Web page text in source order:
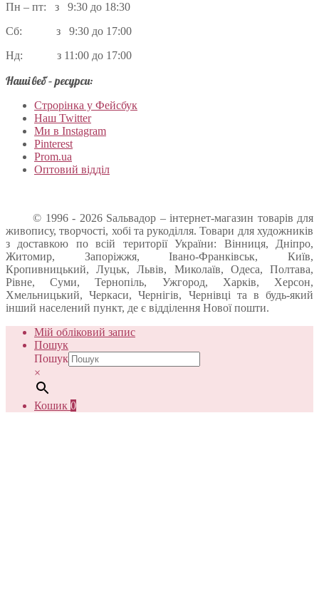
Пн – пт: з 9:30 до 18:30
Сб: з 9:30 до 17:00
Нд: з 11:00 до 17:00
Наші веб – ресурси:
Строрінка у Фейсбук
Наш Twitter
Ми в Instagram
Pinterest
Prom.ua
Оптовий відділ
© 1996 - 2026 Sальвадор – інтернет-магазин товарів для
живопису, творчості, хобі та рукоділля. Товари для художників
з доставкою по всій території України: Вінниця, Дніпро,
Житомир, Запоріжжя, Івано-Франківськ, Київ,
Кропивницький, Луцьк, Львів, Миколаїв, Одеса, Полтава,
Рівне, Суми, Тернопіль, Ужгород, Харків, Херсон,
Хмельницький, Черкаси, Чернігів, Чернівці та в будь-який
інший населений пункт, де є відділення Нової пошти.
Мій обліковий запис
Пошук
Пошук
×
Кошик 0